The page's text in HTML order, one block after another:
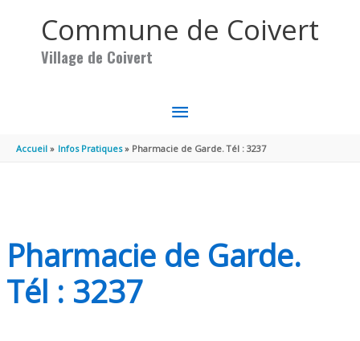
Commune de Coivert
Village de Coivert
MENU
PRINCIPAL
Accueil Infos Pratiques Pharmacie de Garde. Tél : 3237
Pharmacie de Garde.
Tél : 3237